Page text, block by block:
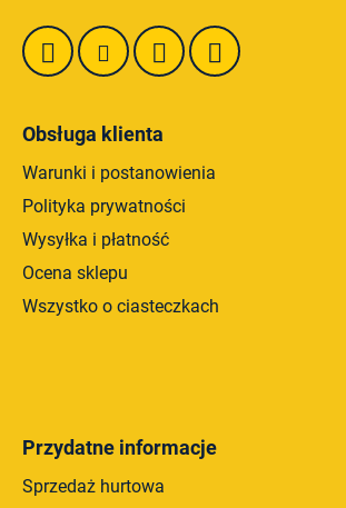
Obsługa klienta
Warunki i postanowienia
Polityka prywatności
Wysyłka i płatność
Ocena sklepu
Wszystko o ciasteczkach
Przydatne informacje
Sprzedaż hurtowa